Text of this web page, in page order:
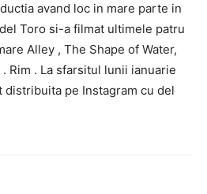
avand loc in mare parte in
Toro si-a filmat ultimele patru
Alley , The Shape of Water,
Rim . La sfarsitul lunii ianuarie
distribuita pe Instagram cu del